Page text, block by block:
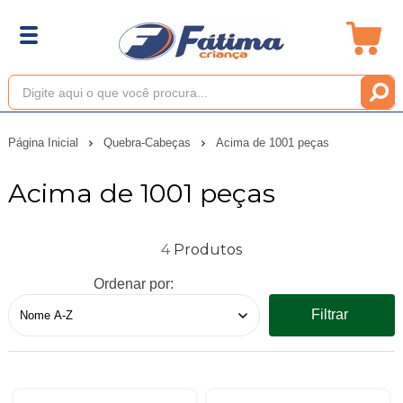
Página Inicial Quebra-Cabeças Acima de 1001 peças
Acima de 1001 peças
4
Ordenar por:
Filtrar